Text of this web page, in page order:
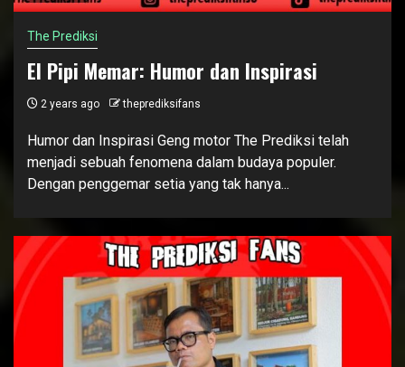
The Prediksi
El Pipi Memar: Humor dan Inspirasi
2 years ago theprediksifans
Humor dan Inspirasi Geng motor The Prediksi telah
menjadi sebuah fenomena dalam budaya populer.
Dengan penggemar setia yang tak hanya...